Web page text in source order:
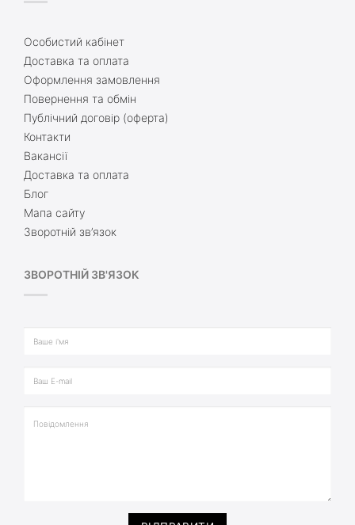
Особистий кабінет
Доставка та оплата
Оформлення замовлення
Повернення та обмін
Публічний договір (оферта)
Контакти
Вакансії
Доставка та оплата
Блог
Мапа сайту
Зворотній зв’язок
ЗВОРОТНІЙ ЗВ'ЯЗОК